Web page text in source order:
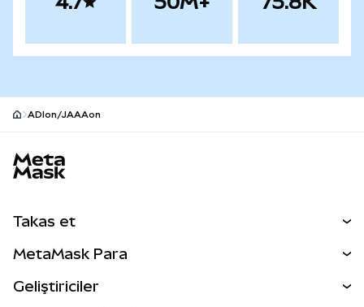
ADIon/JAAAon
Takas et
Perps
MetaMask Para
Geliştiriciler